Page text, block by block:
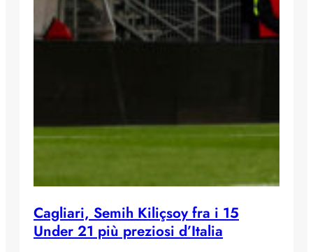
Cagliari, Semih Kiliçsoy fra i 15
Under 21 più preziosi d’Italia